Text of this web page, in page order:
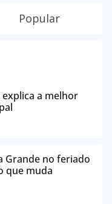
Popular
a melhor
Grande no feriado
que muda